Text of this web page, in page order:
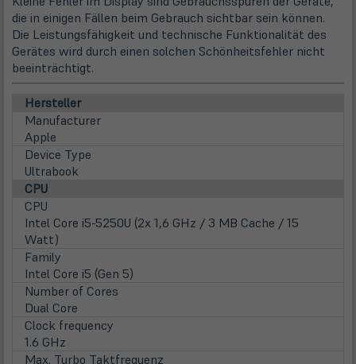
die in einigen Fällen beim Gebrauch sichtbar sein können.
Die Leistungsfähigkeit und technische Funktionalität des
Gerätes wird durch einen solchen Schönheitsfehler nicht
beeinträchtigt.
Hersteller
Manufacturer
Apple
Device Type
Ultrabook
CPU
CPU
Intel Core i5-5250U (2x 1,6 GHz / 3 MB Cache / 15
Watt)
Family
Intel Core i5 (Gen 5)
Number of Cores
Dual Core
Clock frequency
1.6 GHz
Max. Turbo Taktfrequenz